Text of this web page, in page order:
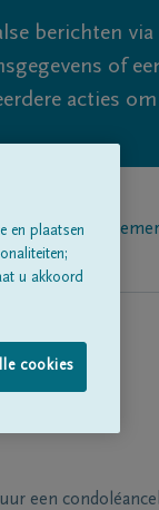
berichten via
of
acties
een
en plaatsen
u akkoord
cookies